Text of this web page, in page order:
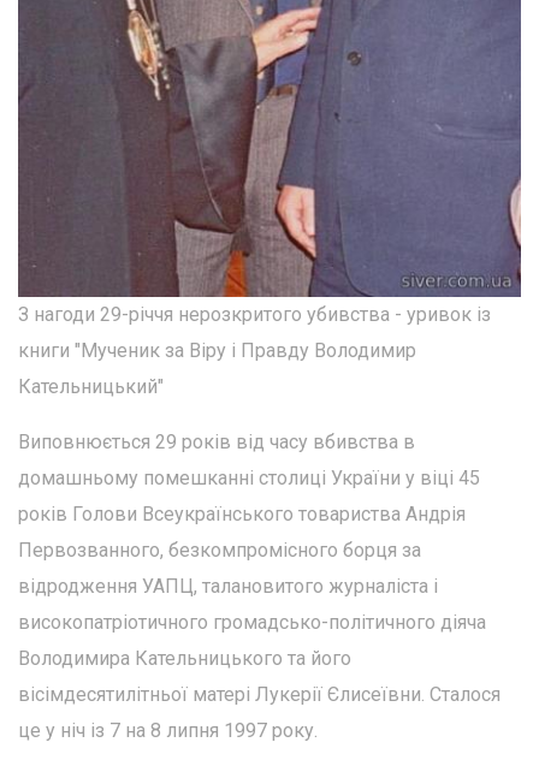
З нагоди 29-річчя нерозкритого убивства - уривок із
книги "Мученик за Віру і Правду Володимир
Кательницький"
Виповнюється 29 років від часу вбивства в
домашньому помешканні столиці України у віці 45
років Голови Всеукраїнського товариства Андрія
Первозванного, безкомпромісного борця за
відродження УАПЦ, талановитого журналіста і
високопатріотичного громадсько-політичного діяча
Володимира Кательницького та його
вісімдесятилітньої матері Лукерії Єлисеївни. Сталося
це у ніч із 7 на 8 липня 1997 року.